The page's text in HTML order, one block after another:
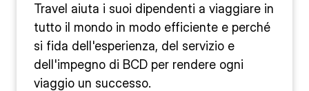
Travel aiuta i suoi dipendenti a viaggiare in
tutto il mondo in modo efficiente e perché
si fida dell'esperienza, del servizio e
dell'impegno di BCD per rendere ogni
viaggio un successo.